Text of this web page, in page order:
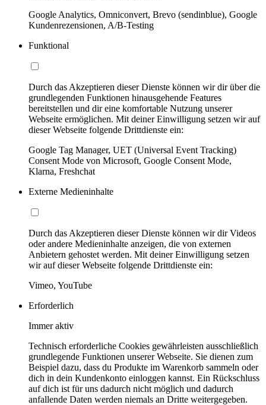
Google Analytics, Omniconvert, Brevo (sendinblue), Google
Kundenrezensionen, A/B-Testing
Funktional
Durch das Akzeptieren dieser Dienste können wir dir über die
grundlegenden Funktionen hinausgehende Features
bereitstellen und dir eine komfortable Nutzung unserer
Webseite ermöglichen. Mit deiner Einwilligung setzen wir auf
dieser Webseite folgende Drittdienste ein:
Google Tag Manager, UET (Universal Event Tracking)
Consent Mode von Microsoft, Google Consent Mode,
Klarna, Freshchat
Externe Medieninhalte
Durch das Akzeptieren dieser Dienste können wir dir Videos
oder andere Medieninhalte anzeigen, die von externen
Anbietern gehostet werden. Mit deiner Einwilligung setzen
wir auf dieser Webseite folgende Drittdienste ein:
Vimeo, YouTube
Erforderlich
Immer aktiv
Technisch erforderliche Cookies gewährleisten ausschließlich
grundlegende Funktionen unserer Webseite. Sie dienen zum
Beispiel dazu, dass du Produkte im Warenkorb sammeln oder
dich in dein Kundenkonto einloggen kannst. Ein Rückschluss
auf dich ist für uns dadurch nicht möglich und dadurch
anfallende Daten werden niemals an Dritte weitergegeben.